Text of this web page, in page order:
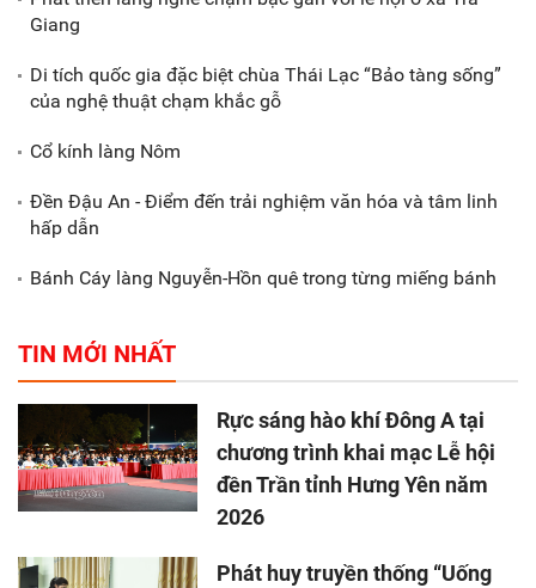
Giang
Di tích quốc gia đặc biệt chùa Thái Lạc “Bảo tàng sống”
của nghệ thuật chạm khắc gỗ
Cổ kính làng Nôm
Đền Đậu An - Điểm đến trải nghiệm văn hóa và tâm linh
hấp dẫn
Bánh Cáy làng Nguyễn-Hồn quê trong từng miếng bánh
TIN MỚI NHẤT
Rực sáng hào khí Đông A tại
chương trình khai mạc Lễ hội
đền Trần tỉnh Hưng Yên năm
2026
Phát huy truyền thống “Uống